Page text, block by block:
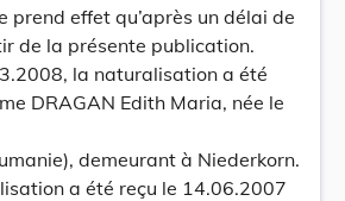
prend effet qu’après un délai de
de la présente publication.
la naturalisation a été
DRAGAN Edith Maria, née le
demeurant à Niederkorn.
a été reçu le 14.06.2007